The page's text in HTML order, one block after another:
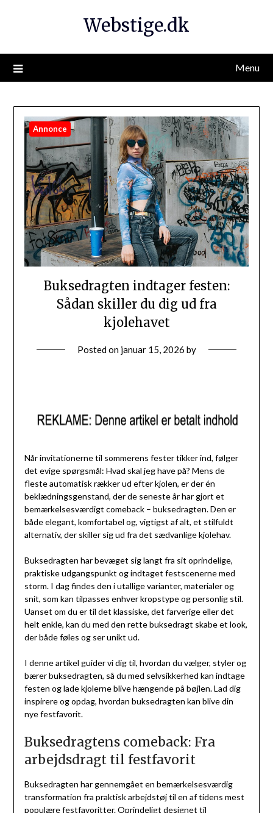
Webstige.dk
Menu
Annonce
Buksedragten indtager festen:
Sådan skiller du dig ud fra
kjolehavet
Posted on januar 15, 2026 by
Når invitationerne til sommerens fester tikker ind, følger
det evige spørgsmål: Hvad skal jeg have på? Mens de
fleste automatisk rækker ud efter kjolen, er der én
beklædningsgenstand, der de seneste år har gjort et
bemærkelsesværdigt comeback – buksedragten. Den er
både elegant, komfortabel og, vigtigst af alt, et stilfuldt
alternativ, der skiller sig ud fra det sædvanlige kjolehav.
Buksedragten har bevæget sig langt fra sit oprindelige,
praktiske udgangspunkt og indtaget festscenerne med
storm. I dag findes den i utallige varianter, materialer og
snit, som kan tilpasses enhver kropstype og personlig stil.
Uanset om du er til det klassiske, det farverige eller det
helt enkle, kan du med den rette buksedragt skabe et look,
der både føles og ser unikt ud.
I denne artikel guider vi dig til, hvordan du vælger, styler og
bærer buksedragten, så du med selvsikkerhed kan indtage
festen og lade kjolerne blive hængende på bøjlen. Lad dig
inspirere og opdag, hvordan buksedragten kan blive din
nye festfavorit.
Buksedragtens comeback: Fra
arbejdsdragt til festfavorit
Buksedragten har gennemgået en bemærkelsesværdig
transformation fra praktisk arbejdstøj til en af tidens mest
populære festfavoritter. Oprindeligt designet til